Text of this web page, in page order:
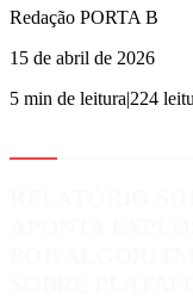
Redação PORTA B
15 de abril de 2026
5 min de leitura|224